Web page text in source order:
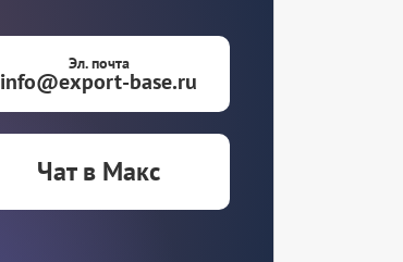
Эл. почта
info@export-base.ru
Чат в Макс